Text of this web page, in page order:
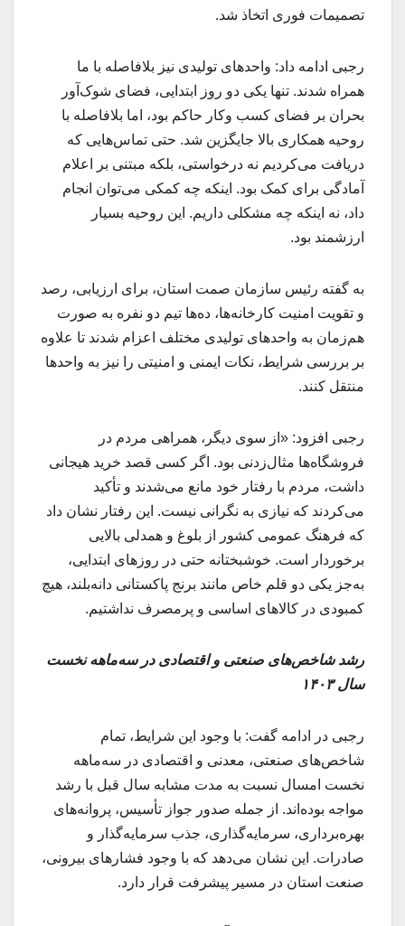
تصمیمات فوری اتخاذ شد.
رجبی ادامه داد: واحدهای تولیدی نیز بلافاصله با ما
همراه شدند. تنها یکی دو روز ابتدایی، فضای شوک‌آور
بحران بر فضای کسب‌ وکار حاکم بود، اما بلافاصله با
روحیه همکاری بالا جایگزین شد. حتی تماس‌هایی که
دریافت می‌کردیم نه درخواستی، بلکه مبتنی بر اعلام
آمادگی برای کمک بود. اینکه چه کمکی می‌توان انجام
داد، نه اینکه چه مشکلی داریم. این روحیه بسیار
ارزشمند بود.
به گفته رئیس سازمان صمت استان، برای ارزیابی، رصد
و تقویت امنیت کارخانه‌ها، ده‌ها تیم دو نفره به صورت
هم‌زمان به واحدهای تولیدی مختلف اعزام شدند تا علاوه
بر بررسی شرایط، نکات ایمنی و امنیتی را نیز به واحدها
منتقل کنند.
رجبی افزود: «از سوی دیگر، همراهی مردم در
فروشگاه‌ها مثال‌زدنی بود. اگر کسی قصد خرید هیجانی
داشت، مردم با رفتار خود مانع می‌شدند و تأکید
می‌کردند که نیازی به نگرانی نیست. این رفتار نشان داد
که فرهنگ عمومی کشور از بلوغ و همدلی بالایی
برخوردار است. خوشبختانه حتی در روزهای ابتدایی،
به‌جز یکی دو قلم خاص مانند برنج پاکستانی دانه‌بلند، هیچ
کمبودی در کالاهای اساسی و پرمصرف نداشتیم.
رشد شاخص‌های صنعتی و اقتصادی در سه‌ماهه نخست
سال ۱۴۰۳
رجبی در ادامه گفت: با وجود این شرایط، تمام
شاخص‌های صنعتی، معدنی و اقتصادی در سه‌ماهه
نخست امسال نسبت به مدت مشابه سال قبل با رشد
مواجه بوده‌اند. از جمله صدور جواز تأسیس، پروانه‌های
بهره‌برداری، سرمایه‌گذاری، جذب سرمایه‌گذار و
صادرات. این نشان می‌دهد که با وجود فشارهای بیرونی،
صنعت استان در مسیر پیشرفت قرار دارد.